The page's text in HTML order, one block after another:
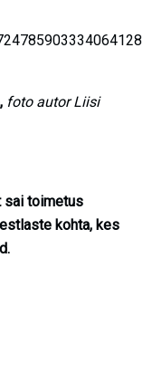
foto autor Liisi
sai toimetus
kohta, kes